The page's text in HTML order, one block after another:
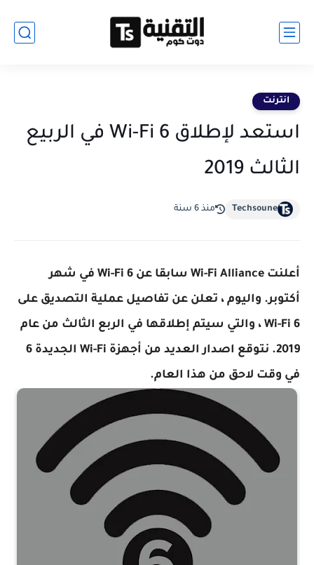
انترنت
استعد لإطلاق Wi-Fi 6 في الربيع
الثالث 2019
Techsoune منذ 6 سنة
أعلنت Wi-Fi Alliance سابقا عن Wi-Fi 6 في شهر
أكتوبر. واليوم ، تعلن عن تفاصيل عملية التصديق على
Wi-Fi 6 ، والتي سيتم إطلاقها في الربع الثالث من عام
2019. نتوقع اصدار العديد من أجهزة Wi-Fi الجديدة 6
في وقت لاحق من هذا العام.